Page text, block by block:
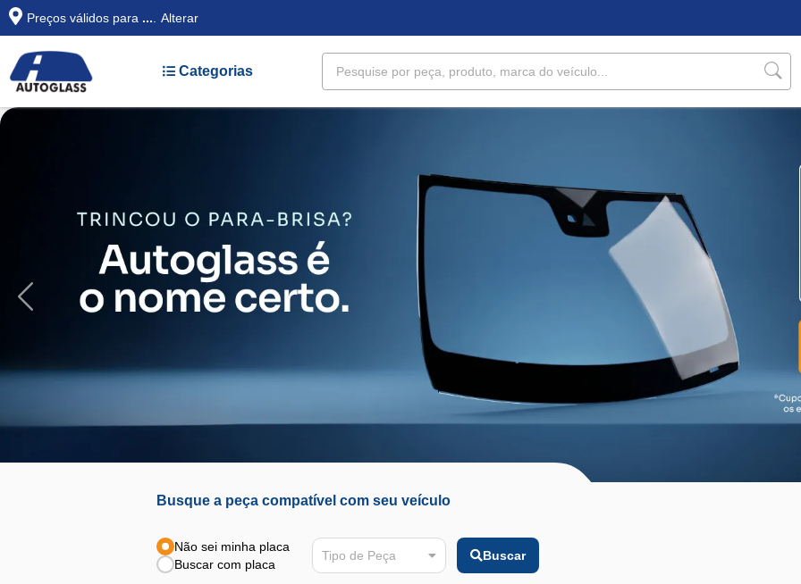
Preços válidos para ... Alterar
Categorias
Busque a peça compatível com seu veículo
Não sei minha placa
Buscar com placa
Tipo de Peça Buscar